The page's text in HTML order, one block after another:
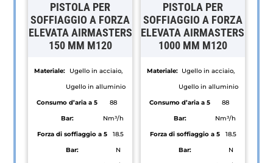
PISTOLA PER
SOFFIAGGIO A FORZA
ELEVATA AIRMASTERS
150 MM M120
Materiale:
Ugello in acciaio,
Ugello in alluminio
Consumo d’aria a 5
Bar:
88
Nm³/h
Forza di soffiaggio a 5
Bar:
18.5
N
PISTOLA PER
SOFFIAGGIO A FORZA
ELEVATA AIRMASTERS
1000 MM M120
Materiale: Ugello in acciaio,
Ugello in alluminio
Consumo d’aria a 5
Bar:
88
Nm³/h
Forza di soffiaggio a 5
Bar:
18.5
N